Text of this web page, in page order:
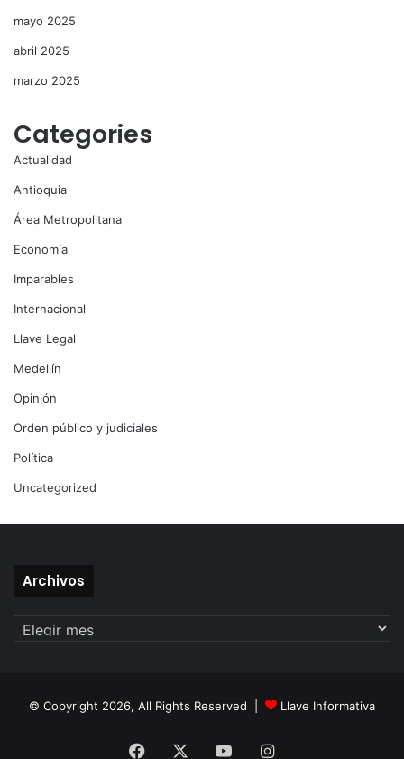
mayo 2025
abril 2025
marzo 2025
Categories
Actualidad
Antioquia
Área Metropolitana
Economía
Imparables
Internacional
Llave Legal
Medellín
Opinión
Orden público y judiciales
Política
Uncategorized
Archivos
© Copyright 2026, All Rights Reserved | Llave Informativa
Facebook YouTubeInstagram